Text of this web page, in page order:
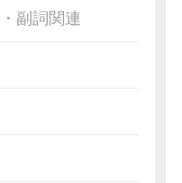
副詞関連